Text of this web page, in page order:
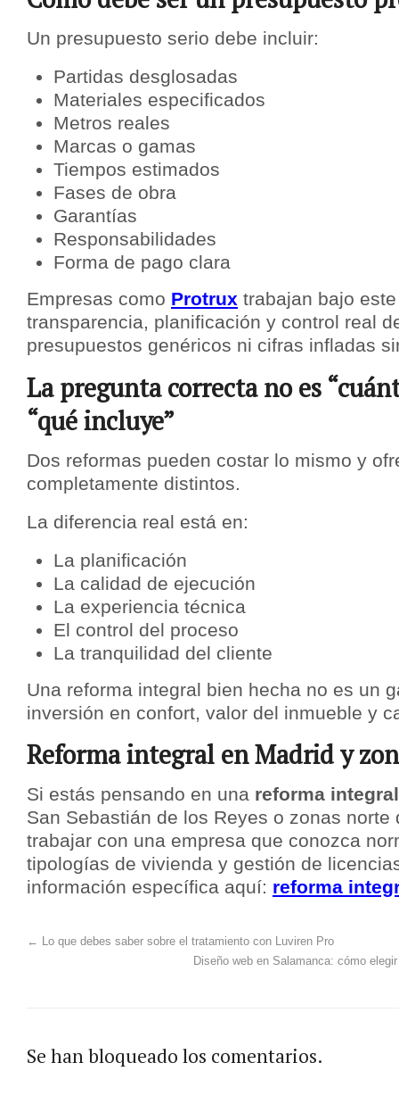
Un presupuesto serio debe incluir:
Partidas desglosadas
Materiales especificados
Metros reales
Marcas o gamas
Tiempos estimados
Fases de obra
Garantías
Responsabilidades
Forma de pago clara
Empresas como Protrux trabajan bajo
transparencia, planificación y control real
presupuestos genéricos ni cifras infladas
La pregunta correcta no es
“qué incluye”
Dos reformas pueden costar lo mismo y
completamente distintos.
La diferencia real está en:
La planificación
La calidad de ejecución
La experiencia técnica
El control del proceso
La tranquilidad del cliente
Una reforma integral bien hecha no es un
inversión en confort, valor del inmueble y
Reforma integral en Madrid y
Si estás pensando en una reforma
San Sebastián de los Reyes o zonas norte
trabajar con una empresa que conozca
tipologías de vivienda y gestión de
información específica aquí: reforma
← Lo que debes saber sobre el tratamiento con Luviren Pro
Diseño web en Salamanca: cómo
Se han bloqueado los comentarios.